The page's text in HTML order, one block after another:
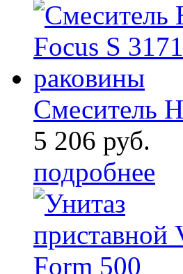
Смеситель
5 206 руб.
подробнее